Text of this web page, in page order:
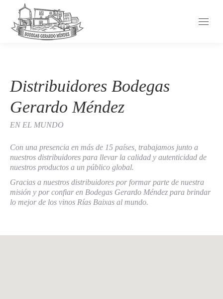
Distribuidores Bodegas
Gerardo Méndez
EN EL MUNDO
Con una presencia en más de 15 países, trabajamos junto a
nuestros distribuidores para llevar la calidad y autenticidad de
nuestros productos a un público global.
Gracias a nuestros distribuidores por formar parte de nuestra
misión y por confiar en Bodegas Gerardo Méndez para brindar
lo mejor de los vinos Rías Baixas al mundo.